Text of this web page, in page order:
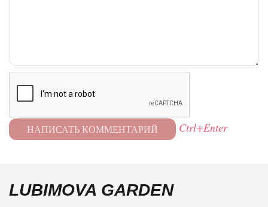
Ctrl+Enter
LUBIMOVA GARDEN